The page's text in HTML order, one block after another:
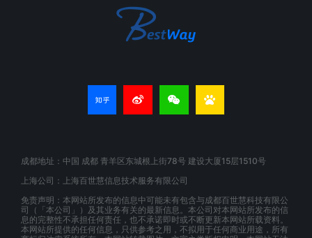
成都地址：中国 成都 青羊区东城根上街78号 建设大厦15层1510号
上海公司：上海百世慧信息技术服务有限公司
免责声明：本网站所发布的信息中可能未有包含与成都百世慧科技有限公
司（「本公司」）及其业务有关的最新信息。本公司对本网站所发布的信
息的完整性不承担任何责任，也不承诺即时或不断更新本网站所载资料。
本网站所提供的任何信息，只供参考之用，不拟用于任何商业用途，所有